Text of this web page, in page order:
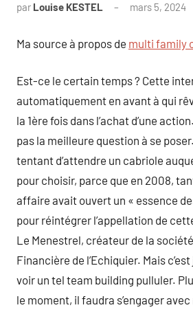
par Louise KESTEL mars 5, 2024
Ma source à propos de multi family
Est-ce le certain temps ? Cette
automatiquement en avant à qui
la 1ère fois dans l’achat d’une
pas la meilleure question à se
tentant d’attendre un cabriole
pour choisir, parce que en 2008,
affaire avait ouvert un « essence
pour réintégrer l’appellation de
Le Menestrel, créateur de la
Financière de l’Echiquier. Mais
voir un tel team building pulluler.
le moment, il faudra s’engager